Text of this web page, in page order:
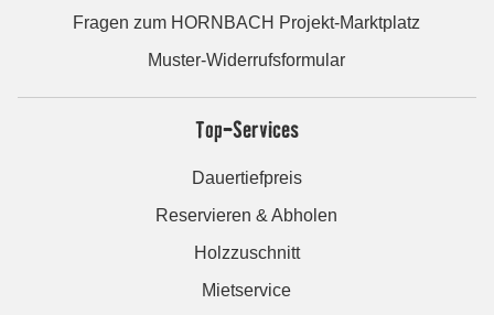
Fragen zum HORNBACH Projekt-Marktplatz
Muster-Widerrufsformular
Top-Services
Dauertiefpreis
Reservieren & Abholen
Holzzuschnitt
Mietservice